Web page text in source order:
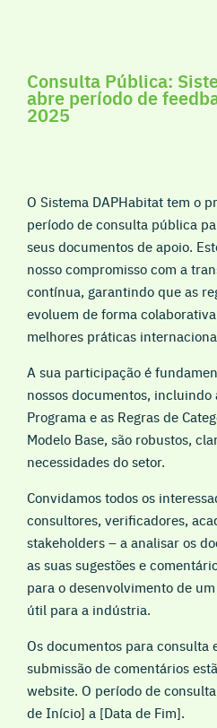
Consulta Pública:
abre período de
2025
O Sistema DAPHabitat tem o
período de consulta pública
seus documentos de apoio.
nosso compromisso com a
contínua, garantindo que as
evoluem de forma
melhores práticas
A sua participação é
nossos documentos,
Programa e as Regras de
Modelo Base, são robustos,
necessidades do setor.
Convidamos todos os
consultores, verificadores,
stakeholders – a analisar os
as suas sugestões e
para o desenvolvimento de
útil para a indústria.
Os documentos para consulta
submissão de comentários
website. O período de
de Início] a [Data de Fim].